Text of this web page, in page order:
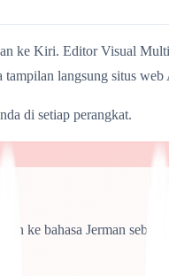
ke Kiri. Editor Visual
tampilan langsung situs web
di setiap perangkat.
ke bahasa Jerman